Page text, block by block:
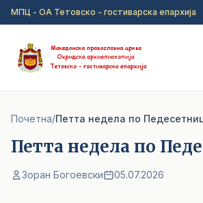
Прејди на главна содржина
МПЦ - ОА Тетовско - гостиварска епархија
Почетна/Петта недела по
Петта недела по
Зоран Богоевски 05.07.2026